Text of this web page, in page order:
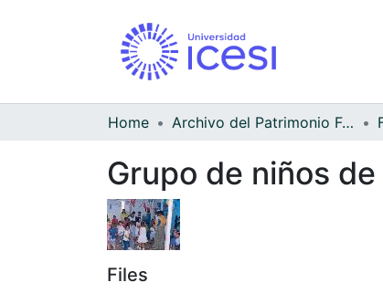
Home Archivo del Patrimonio Fotográfico y Fílmico del Valle del Cauca
Grupo de niños
Files